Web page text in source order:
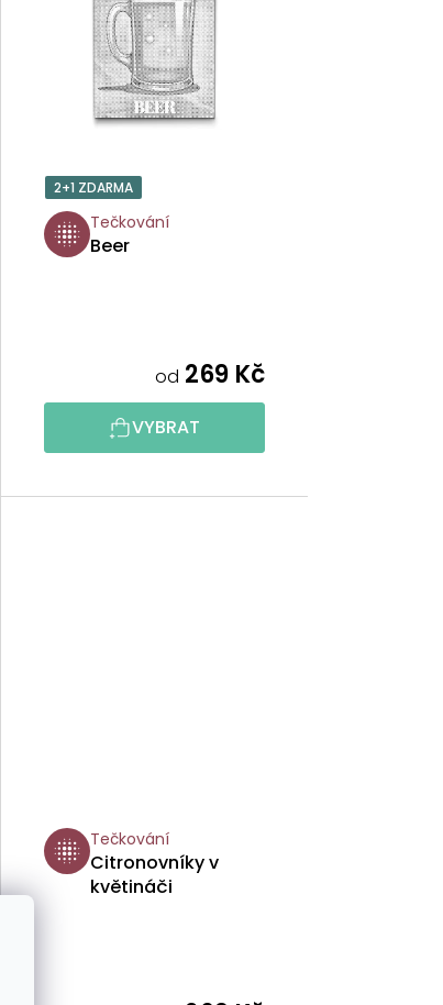
O
D
U
Ů
2+1 ZDARMA
Tečkování
Beer
od 269 Kč
VYBRAT
Tečkování
Citronovníky v
květináči